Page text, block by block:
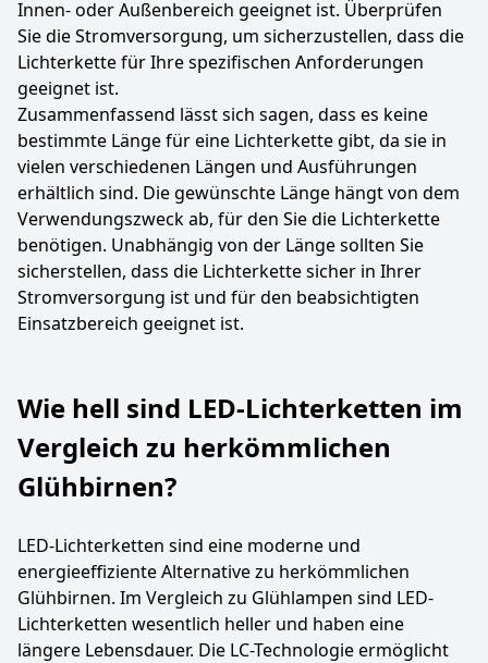
Innen- oder Außenbereich geeignet ist. Überprüfen
Sie die Stromversorgung, um sicherzustellen, dass die
Lichterkette für Ihre spezifischen Anforderungen
geeignet ist.
Zusammenfassend lässt sich sagen, dass es keine
bestimmte Länge für eine Lichterkette gibt, da sie in
vielen verschiedenen Längen und Ausführungen
erhältlich sind. Die gewünschte Länge hängt von dem
Verwendungszweck ab, für den Sie die Lichterkette
benötigen. Unabhängig von der Länge sollten Sie
sicherstellen, dass die Lichterkette sicher in Ihrer
Stromversorgung ist und für den beabsichtigten
Einsatzbereich geeignet ist.
Wie hell sind LED-Lichterketten im
Vergleich zu herkömmlichen
Glühbirnen?
LED-Lichterketten sind eine moderne und
energieeffiziente Alternative zu herkömmlichen
Glühbirnen. Im Vergleich zu Glühlampen sind LED-
Lichterketten wesentlich heller und haben eine
längere Lebensdauer. Die LC-Technologie ermöglicht